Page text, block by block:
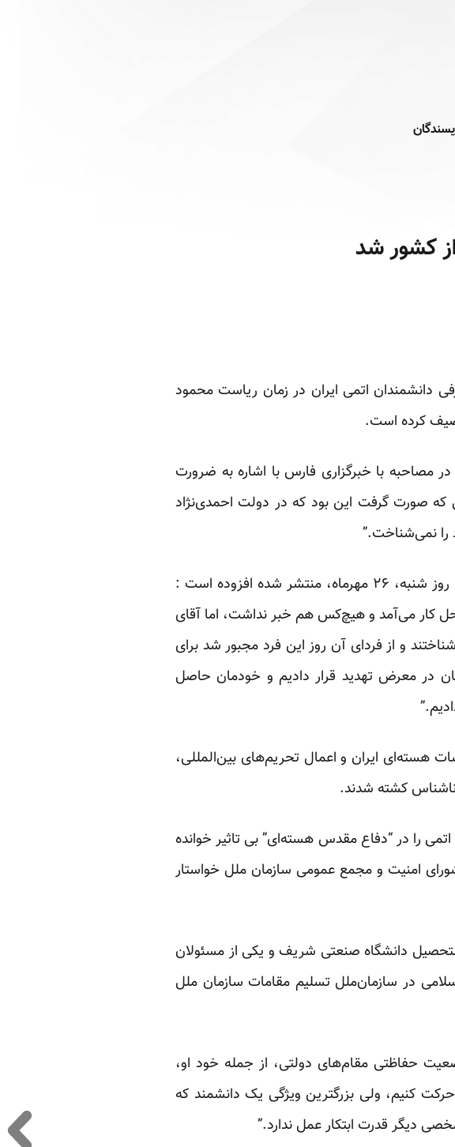
کشور شد
دانشمندان اتمی ایران در زمان ریاست محمود
کرده است.
مصاحبه با خبرگزاری فارس با اشاره به ضرورت
که صورت گرفت این بود که در دولت احمدی‌نژاد
را نمی‌شناخت.”
وزیر سابق اطلاعات در دولت خاتمی در این مصاحبه مفصل که بخش دوم آن روز شنبه، ۲۶ مهرماه، منتشر شده افزوده است :
کار می‌آمد و هیچ‌کس هم خبر نداشت، اما آقای
و از فردای آن روز این فرد مجبور شد برای
در معرض تهدید قرار دادیم و خودمان حاصل
هسته‌ای ایران و اعمال تحریم‌های بین‌المللی،
ناشناس کشته شدند.
اتمی را در “دفاع مقدس هسته‌ای” بی تاثیر خوانده
امنیت و مجمع عمومی سازمان ملل خواستار
دانشگاه صنعتی شریف و یکی از مسئولان
در سازمان‌ملل تسلیم مقامات سازمان ملل
حفاظتی مقام‌های دولتی، از جمله خود او،
کنیم، ولی بزرگترین ویژگی یک دانشمند که
دیگر قدرت ابتکار عمل ندارد.”